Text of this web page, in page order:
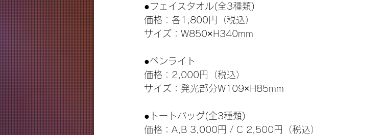
●フェイスタオル(全3種類)
価格：各1,800円（税込）
サイズ：W850×H340mm
●ペンライト
価格：2,000円（税込）
サイズ：発光部分W109×H85mm
●トートバッグ(全3種類)
価格：A,B 3,000円 / C 2,500円（税込）